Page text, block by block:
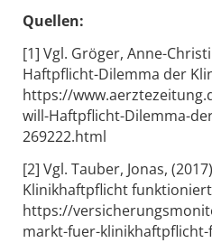
Quellen:
[1] Vgl. Gröger, Anne-
Haftpflicht-Dilemma der
https://
will-Haftpflicht-Dilemma-
269222.html
[2] Vgl. Tauber, Jonas,
Klinikhaftpflicht
https://
markt-fuer-